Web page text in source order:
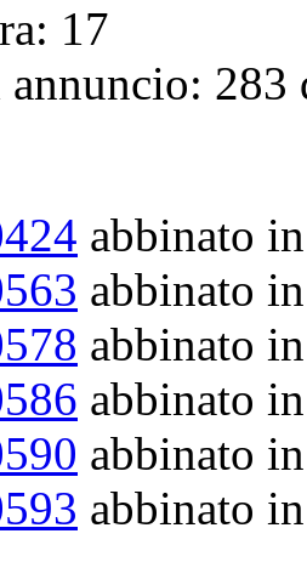
17
annuncio: 283
abbinato
abbinato
abbinato
abbinato
abbinato
abbinato